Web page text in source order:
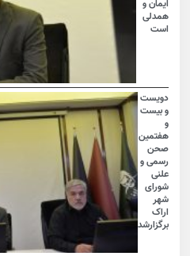
ایمان و
همدلی
است
دویست
و بیست
هفتمین
صحن
رسمی و
علنی
شورای
شهر
اراک
برگزارشد